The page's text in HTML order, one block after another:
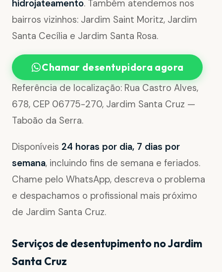
hidrojateamento. Também atendemos nos
bairros vizinhos: Jardim Saint Moritz, Jardim
Santa Cecília e Jardim Santa Rosa.
Chamar desentupidora agora
Referência de localização: Rua Castro Alves,
678, CEP 06775-270, Jardim Santa Cruz —
Taboão da Serra.
Disponíveis 24 horas por dia, 7 dias por
semana, incluindo fins de semana e feriados.
Chame pelo WhatsApp, descreva o problema
e despachamos o profissional mais próximo
de Jardim Santa Cruz.
Serviços de desentupimento no Jardim
Santa Cruz